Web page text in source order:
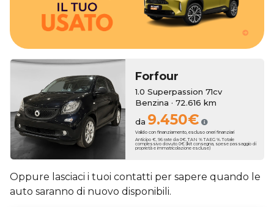
Hai una permuta?
Erreti Auto sottrae il suo valore al momento dell'acquisto della
tua nuova auto, con una super valutazione aggiuntiva fino a
Forfour
1.0 Superpassion 71cv
Benzina · 72.616 km
da 9.450€
Valido con finanziamento, escluso oneri finanziari
Anticipo €. 96 rate da 0€. TAN % TAEG %. Totale
complessivo dovuto 0€ (kit consegna, spese passaggio di
proprietà e immatricolazione escluse)
Oppure lasciaci i tuoi contatti per sapere quando le
auto saranno di nuovo disponibili.